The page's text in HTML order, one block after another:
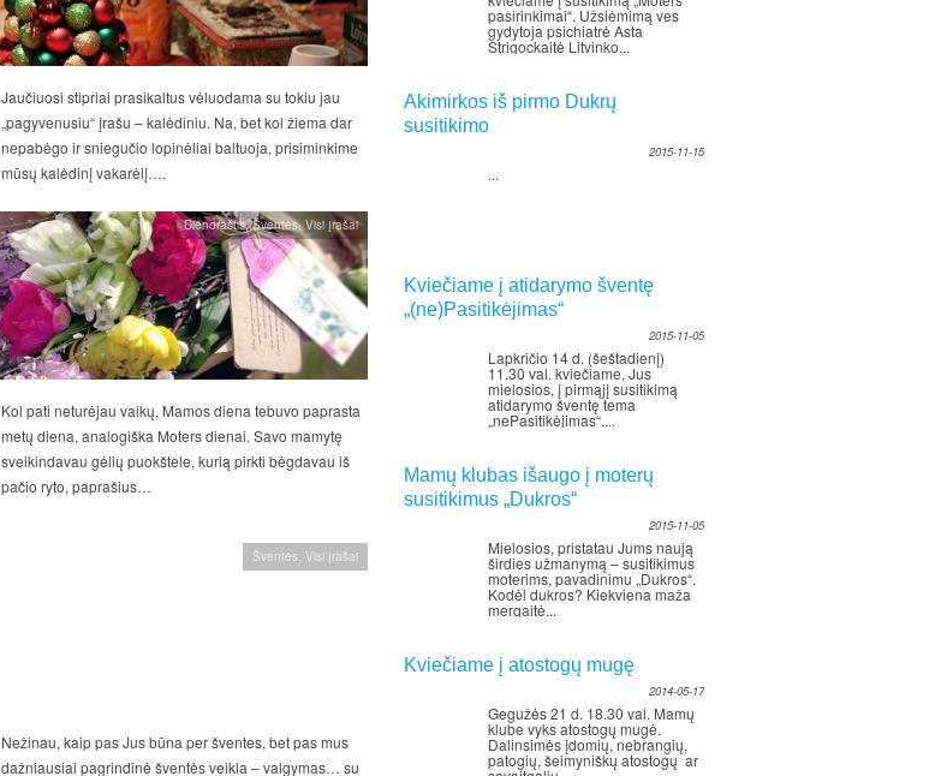
Jaučiuosi stipriai prasikaltus vėluodama su tokiu jau
„pagyvenusiu“ įrašu – kalėdiniu. Na, bet kol žiema dar
nepabėgo ir sniegučio lopinėliai baltuoja, prisiminkime
mūsų kalėdinį vakarėlį….
Dienoraštis,Šventės,Visi įrašai
Kol pati neturėjau vaikų, Mamos diena tebuvo paprasta
metų diena, analogiška Moters dienai. Savo mamytę
sveikindavau gėlių puokštele, kurią pirkti bėgdavau iš
pačio ryto, paprašius…
Šventės, Visi įrašai
Nežinau, kaip pas Jus būna per šventes, bet pas mus
dažniausiai pagrindinė šventės veikla – valgymas… su
pasirinkimai“. Užsiėmimą ves
gydytoja psichiatrė Asta
Strigockaitė Litvinko...
Akimirkos iš pirmo Dukrų
susitikimo
2015-11-15
...
Kviečiame į atidarymo šventę
„(ne)Pasitikėjimas“
2015-11-05
Lapkričio 14 d. (šeštadienį)
11.30 val. kviečiame, Jus
mielosios, į pirmąjį susitikimą
atidarymo šventę tema
„nePasitikėjimas“....
Mamų klubas išaugo į moterų
susitikimus „Dukros“
2015-11-05
Mielosios, pristatau Jums naują
širdies užmanymą – susitikimus
moterims, pavadinimu „Dukros“.
Kodėl dukros? Kiekviena maža
mergaitė...
Kviečiame į atostogų mugę
2014-05-17
Gegužės 21 d. 18.30 val. Mamų
klube vyks atostogų mugė.
Dalinsimės įdomių, nebrangių,
patogių, šeimyniškų atostogų ar